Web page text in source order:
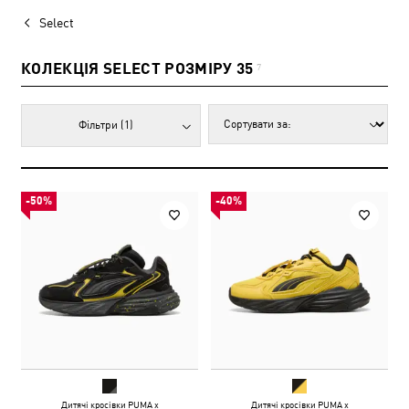
Select
КОЛЕКЦІЯ SELECT РОЗМІРУ 35 7
Фільтри (1)
-50%
Дитячі кросівки PUMA x
-40%
Дитячі кросівки PUMA x